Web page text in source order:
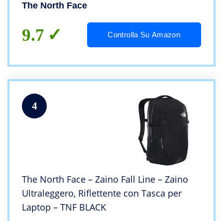
The North Face
9.7 Controlla Su Amazon
4
The North Face – Zaino Fall Line – Zaino
Ultraleggero, Riflettente con Tasca per
Laptop – TNF BLACK